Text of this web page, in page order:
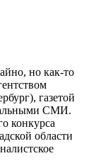
но как-то
газетой
СМИ.
конкурса
области